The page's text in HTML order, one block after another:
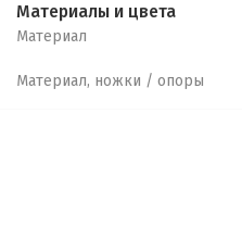
Материалы и цвета
Материал
Материал, ножки / опоры